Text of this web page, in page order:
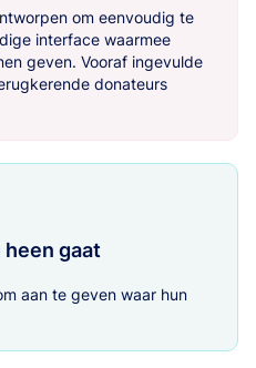
om eenvoudig te
interface waarmee
geven. Vooraf ingevulde
donateurs
heen gaat
aan te geven waar hun